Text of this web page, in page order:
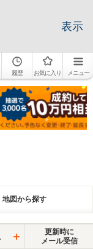
表示
履歴 お気に入り メニュー
地図から探す
更新時に
メール受信